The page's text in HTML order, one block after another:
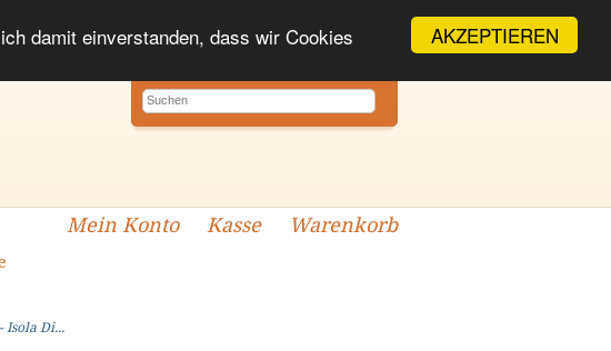
AKZEPTIEREN
damit einverstanden, dass wir Cookies
Mein Konto Kasse Warenkorb
Isola Di...